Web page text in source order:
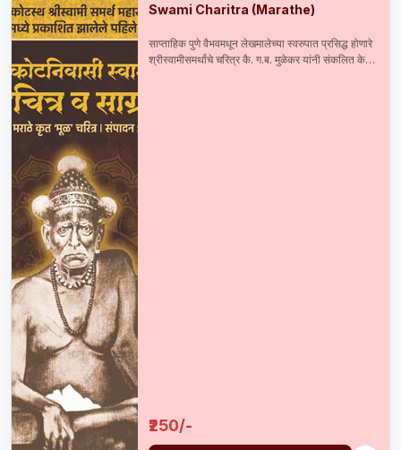
Swami Charitra (Marathe)
साप्ताहिक पुणे वैभवमधून लेखमालेच्या स्वरुपात प्रसिद्ध होणारे
श्रीस्वामीसमर्थांचे चरित्र कै. ग.ब. मुळेकर यांनी संकलित केले
₹250/-